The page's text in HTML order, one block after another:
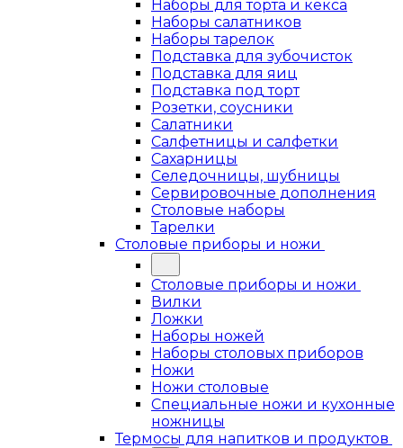
Наборы для торта и кекса
Наборы салатников
Наборы тарелок
Подставка для зубочисток
Подставка для яиц
Подставка под торт
Розетки, соусники
Салатники
Салфетницы и салфетки
Сахарницы
Селедочницы, шубницы
Сервировочные дополнения
Столовые наборы
Тарелки
Столовые приборы и ножи
Столовые приборы и ножи
Вилки
Ложки
Наборы ножей
Наборы столовых приборов
Ножи
Ножи столовые
Специальные ножи и кухонные
ножницы
Термосы для напитков и продуктов